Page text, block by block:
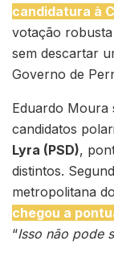
candidatura à
votação
sem descartar
Governo de
Eduardo Moura
candidatos
Lyra (PSD),
distintos.
metropolitana
chegou a
“Isso não pode